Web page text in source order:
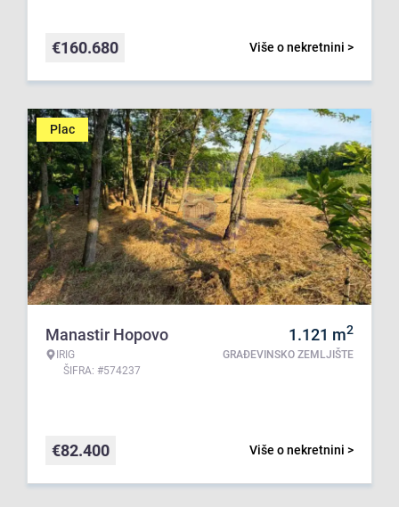
Više o nekretnini >
€160.680
Plac
Manastir Hopovo
IRIG
ŠIFRA: #574237
1.121 m2
GRAĐEVINSKO ZEMLJIŠTE
Više o nekretnini >
€82.400